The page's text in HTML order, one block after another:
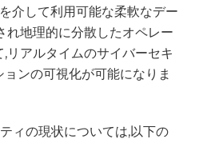
介して利用可能な柔軟なデー
れ地理的に分散したオペレー
リアルタイムのサイバーセキ
ンの可視化が可能になりま
ィの現状については,以下の